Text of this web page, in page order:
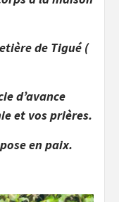
de Tigué (
d’avance
et vos prières.
en paix.